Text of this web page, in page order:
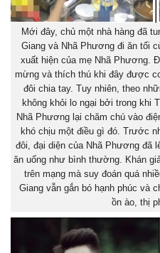
Mới đây, chủ một nhà hàng đã
Giang và Nhã Phương đi ăn tối
xuất hiện của mẹ Nhã Phương.
mừng và thích thú khi đây được
đôi chia tay. Tuy nhiên, theo
không khỏi lo ngại bởi trong khi
Nhã Phương lại chăm chú vào
khó chịu một điều gì đó. Trước
đôi, đại diện của Nhã Phương đã
ăn uống như bình thường. Khán
trên mạng mà suy đoán quá
Giang vẫn gắn bó hạnh phúc và
ồn ào, thị